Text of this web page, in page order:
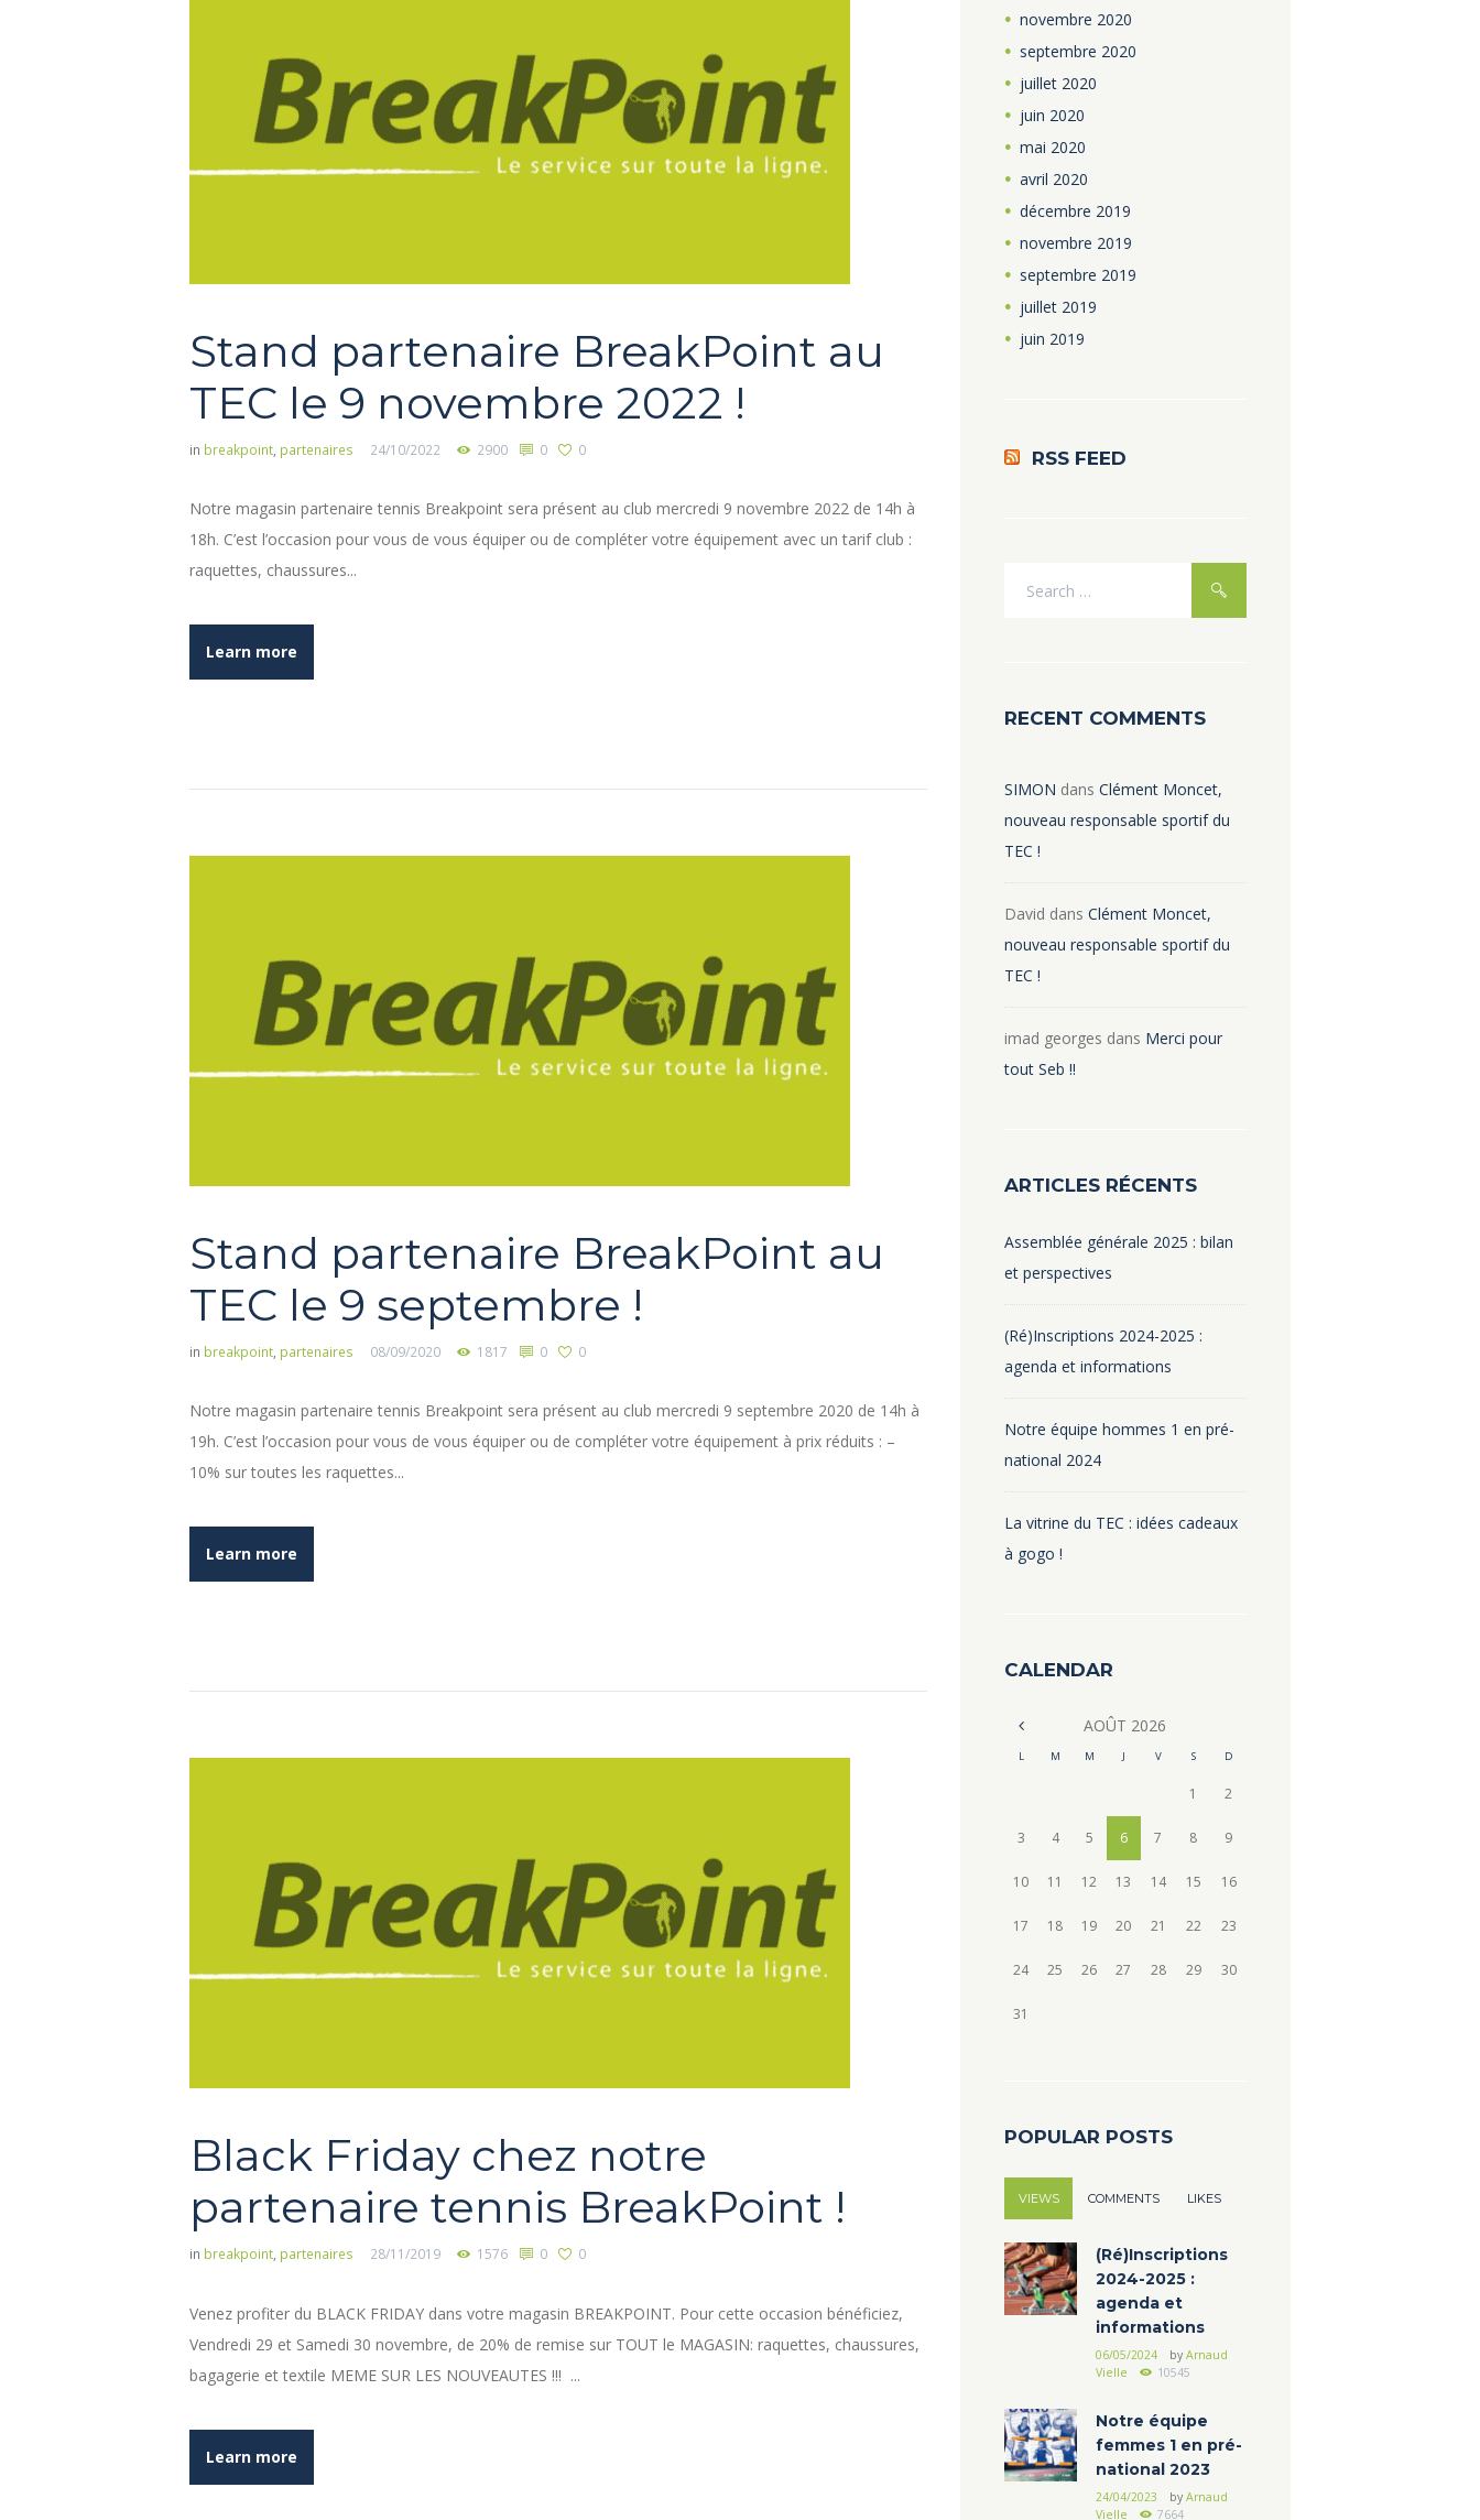
Stand partenaire BreakPoint au
TEC le 9 novembre 2022 !
in breakpoint, partenaires 24/10/2022 2900 0 0
Notre magasin partenaire tennis Breakpoint sera présent au club mercredi 9 novembre 2022 de 14h à
18h. C’est l’occasion pour vous de vous équiper ou de compléter votre équipement avec un tarif club :
raquettes, chaussures...
Learn more
Stand partenaire BreakPoint au
TEC le 9 septembre !
in breakpoint, partenaires 08/09/2020 1817 0 0
Notre magasin partenaire tennis Breakpoint sera présent au club mercredi 9 septembre 2020 de 14h à
19h. C’est l’occasion pour vous de vous équiper ou de compléter votre équipement à prix réduits : –
10% sur toutes les raquettes...
Learn more
Black Friday chez notre
partenaire tennis BreakPoint !
in breakpoint, partenaires 28/11/2019 1576 0 0
Venez profiter du BLACK FRIDAY dans votre magasin BREAKPOINT. Pour cette occasion bénéficiez,
Vendredi 29 et Samedi 30 novembre, de 20% de remise sur TOUT le MAGASIN: raquettes, chaussures,
bagagerie et textile MEME SUR LES NOUVEAUTES !!! ...
Learn more
novembre 2020
septembre 2020
juillet 2020
juin 2020
mai 2020
avril 2020
décembre 2019
novembre 2019
septembre 2019
juillet 2019
juin 2019
RSS FEED
RECENT COMMENTS
SIMON dans Clément Moncet,
nouveau responsable sportif du
TEC !
David dans Clément Moncet,
nouveau responsable sportif du
TEC !
imad georges dans Merci pour
tout Seb !!
ARTICLES RÉCENTS
Assemblée générale 2025 : bilan
et perspectives
(Ré)Inscriptions 2024-2025 :
agenda et informations
Notre équipe hommes 1 en pré-
national 2024
La vitrine du TEC : idées cadeaux
à gogo !
CALENDAR
AOÛT 2026
L M M J V S D
1 2
3 4 5 6 7 8 9
10 11 12 13 14 15 16
17 18 19 20 21 22 23
24 25 26 27 28 29 30
31
POPULAR POSTS
VIEWS COMMENTS LIKES
(Ré)Inscriptions
2024-2025 :
agenda et
informations
06/05/2024 by Arnaud
Vielle
10545
Notre équipe
femmes 1 en pré-
national 2023
24/04/2023 by Arnaud
Vielle
7664